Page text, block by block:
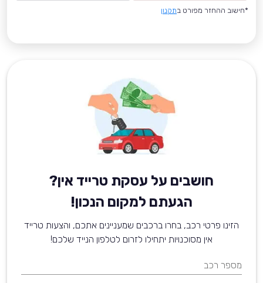
*חישוב ההחזר מפורט בתקנון
חושבים על עסקת טרייד אין?
הגעתם למקום הנכון!
הזינו פרטי רכב, בחרו ברכבים שמעניינים אתכם, והצעות טרייד
אין מסוכנויות יתחילו לזרום לטלפון הנייד שלכם!
מספר רכב